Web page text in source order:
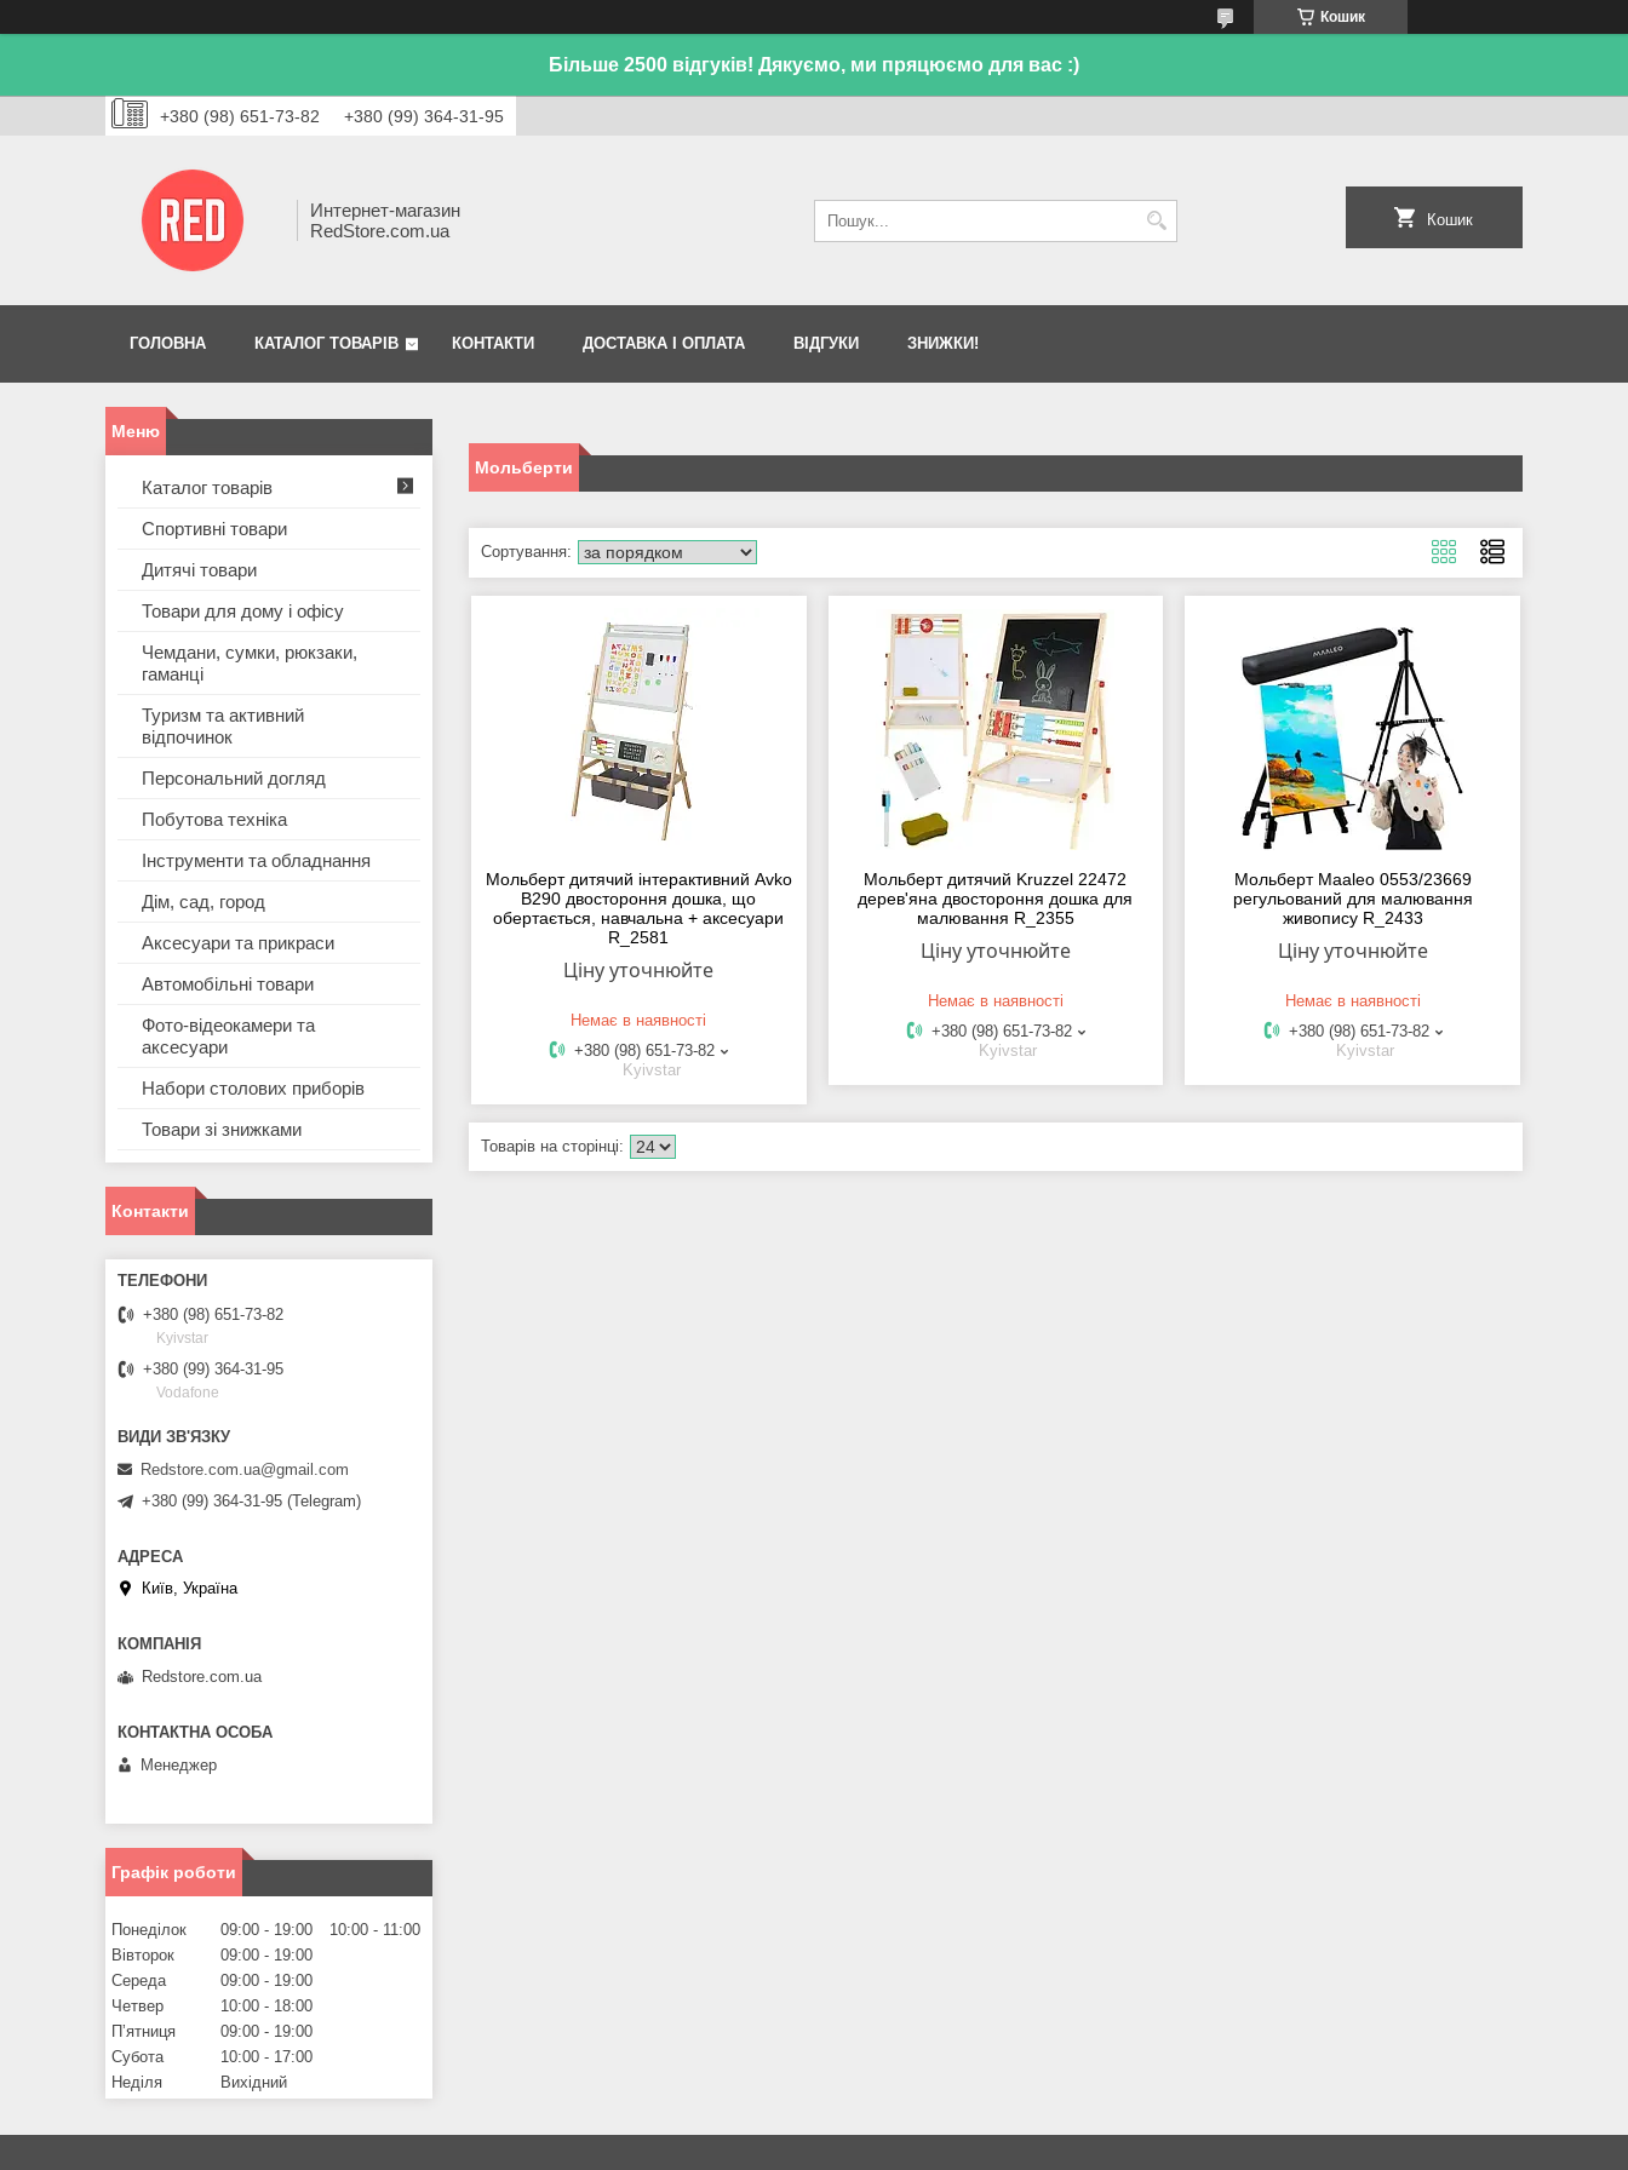
Кошик
Більше 2500 відгуків! Дякуємо, ми пряцюємо для вас :)
+380 (98) 651-73-82 +380 (99) 364-31-95
Интернет-магазин
RedStore.com.ua
Кошик
ГОЛОВНА КАТАЛОГ ТОВАРІВ КОНТАКТИ ДОСТАВКА І ОПЛАТА ВІДГУКИ ЗНИЖКИ!
Мольберти
Мольберт дитячий інтерактивний Avko
В290 двостороння дошка, що
обертається, навчальна + аксесуари
R_2581
Ціну уточнюйте
Немає в наявності
+380 (98) 651-73-82
Kyivstar
Мольберт дитячий Kruzzel 22472
дерев'яна двостороння дошка для
малювання R_2355
Ціну уточнюйте
Немає в наявності
+380 (98) 651-73-82
Kyivstar
Мольберт Maaleo 0553/23669
регульований для малювання
живопису R_2433
Ціну уточнюйте
Немає в наявності
+380 (98) 651-73-82
Kyivstar
Каталог товарів
Спортивні товари
Дитячі товари
Товари для дому і офісу
Чемдани, сумки, рюкзаки,
гаманці
Туризм та активний
відпочинок
Персональний догляд
Побутова техніка
Інструменти та обладнання
Дім, сад, город
Аксесуари та прикраси
Автомобільні товари
Фото-відеокамери та
аксесуари
Набори столових приборів
Товари зі знижками
Контакти
+380 (98) 651-73-82
Kyivstar
+380 (99) 364-31-95
Vodafone
Redstore.com.ua@gmail.com
+380 (99) 364-31-95 (Telegram)
Київ, Україна
Redstore.com.ua
Менеджер
Графік роботи
Понеділок 09:00 19:00 10:00
11:00
Вівторок
09:00
19:00
Середа
09:00
19:00
Четвер
10:00
18:00
Пʼятниця
09:00
19:00
Субота
10:00
17:00
Неділя
Вихідний